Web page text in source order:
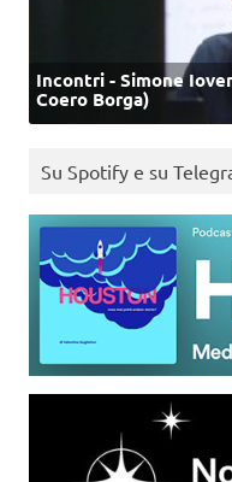
Incontri - Simone
Coero Borga)
Su Spotify e su